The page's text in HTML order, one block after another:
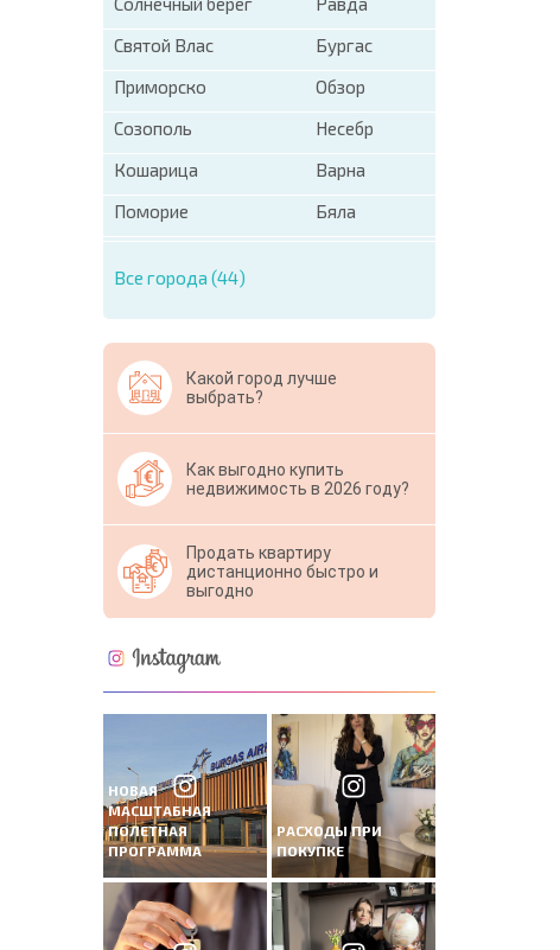
Святой Влас
Бургас
Приморско
Обзор
Созополь
Несебр
Кошарица
Варна
Поморие
Бяла
Все города (44)
Какой город лучше
выбрать?
Как выгодно купить
недвижимость в 2026 году?
Продать квартиру
дистанционно быстро и
выгодно
НОВАЯ
МАСШТАБНАЯ
ПОЛЕТНАЯ
ПРОГРАММА
РАСХОДЫ ПРИ
ПОКУПКЕ